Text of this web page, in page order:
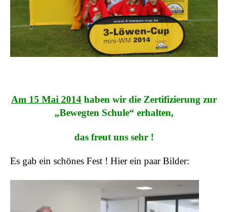
Am 15 Mai 2014 haben wir die Zertifizierung zur
„Bewegten Schule“ erhalten,
das freut uns sehr !
Es gab ein schönes Fest ! Hier ein paar Bilder: